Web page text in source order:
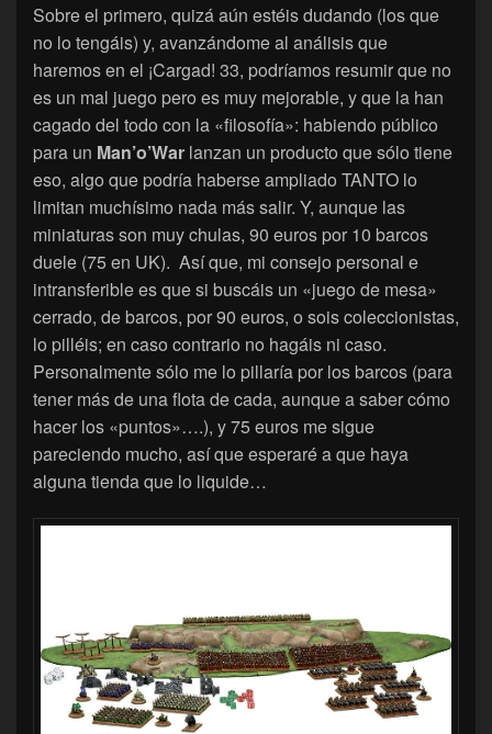
Sobre el primero, quizá aún estéis dudando (los que
no lo tengáis) y, avanzándome al análisis que
haremos en el ¡Cargad! 33, podríamos resumir que no
es un mal juego pero es muy mejorable, y que la han
cagado del todo con la «filosofía»: habiendo público
para un Man’o’War lanzan un producto que sólo tiene
eso, algo que podría haberse ampliado TANTO lo
limitan muchísimo nada más salir. Y, aunque las
miniaturas son muy chulas, 90 euros por 10 barcos
duele (75 en UK). Así que, mi consejo personal e
intransferible es que si buscáis un «juego de mesa»
cerrado, de barcos, por 90 euros, o sois coleccionistas,
lo pilléis; en caso contrario no hagáis ni caso.
Personalmente sólo me lo pillaría por los barcos (para
tener más de una flota de cada, aunque a saber cómo
hacer los «puntos»….), y 75 euros me sigue
pareciendo mucho, así que esperaré a que haya
alguna tienda que lo liquide…